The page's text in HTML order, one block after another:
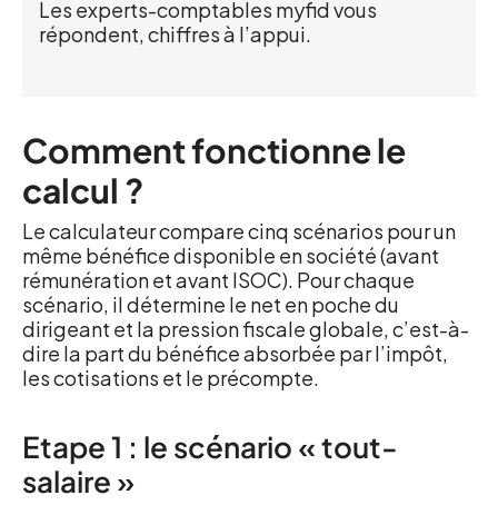
Les experts-comptables myfid vous
répondent, chiffres à l’appui.
Comment fonctionne le
calcul ?
Le calculateur compare cinq scénarios pour un
même bénéfice disponible en société (avant
rémunération et avant ISOC). Pour chaque
scénario, il détermine le net en poche du
dirigeant et la pression fiscale globale, c’est-à-
dire la part du bénéfice absorbée par l’impôt,
les cotisations et le précompte.
Etape 1 : le scénario « tout-
salaire »